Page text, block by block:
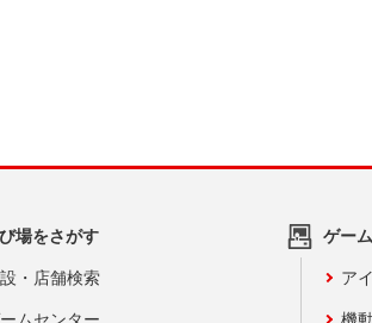
場をさがす
・店舗検索
ゲー
ア